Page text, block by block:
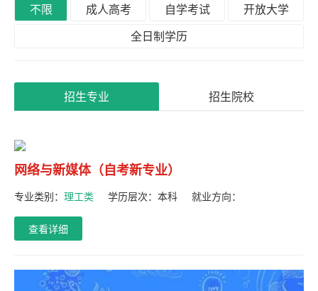
不限
成人高考 自学考试
开放大学
全日制学历
招生专业 招生院校
网络与新媒体（自考新专业）
专业类别： 理工类 学历层次： 本科 就业方向：
查看详细